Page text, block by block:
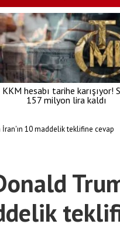
KKM hesabı tarihe karışıyor!
157 milyon lira kaldı
10 maddelik teklifine cevap